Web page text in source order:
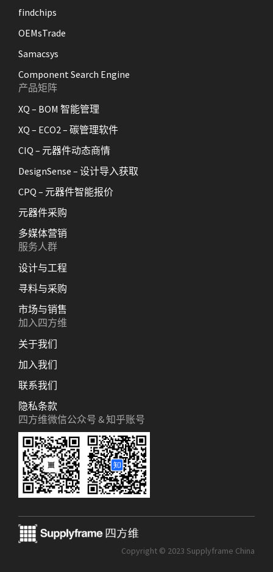
findchips
OEMsTrade
Samacsys
Component Search Engine
产品矩阵
XQ – BOM 智能管理
XQ – ECO2 – 碳管理软件
CIQ – 元器件动态商情
DesignSense – 设计导入获取
CPQ – 元器件智能报价
元器件采购
多媒体营销
服务人群
设计与工程
寻料与采购
市场与销售
加入四方维
关于我们
加入我们
联系我们
隐私条款
四方维微信公众号 & 知乎账号
Copyright © 2023 Supplyframe China